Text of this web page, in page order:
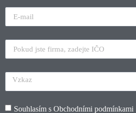
Souhlasím s Obchodními podmínkami